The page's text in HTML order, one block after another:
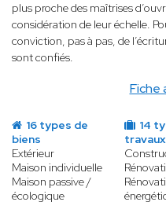
Fiche
plus proche des maîtrises
considération de leur échelle.
conviction, pas à pas, de
sont confiés.
16 types de
biens
Extérieur
Maison individuelle
Maison passive /
écologique
14
travaux